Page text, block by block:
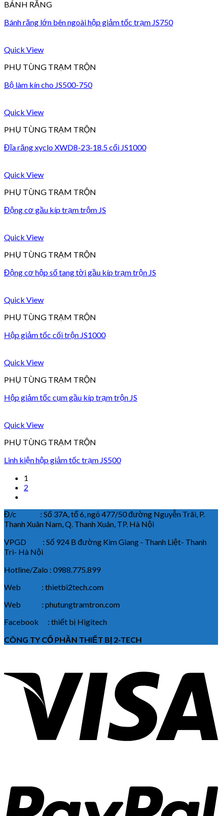
BÁNH RĂNG
Bánh răng lớn bên ngoài hộp giảm tốc trạm JS750
Quick View
PHỤ TÙNG TRẠM TRỘN
Bộ làm kín cho JS500-750
Quick View
PHỤ TÙNG TRẠM TRỘN
Đĩa răng xyclo XWD8-23-18.5 cối JS1000
Quick View
PHỤ TÙNG TRẠM TRỘN
Động cơ gầu kíp trạm trộm JS
Quick View
PHỤ TÙNG TRẠM TRỘN
Động cơ hộp số tang tời gầu kíp trạm trộn JS
Quick View
PHỤ TÙNG TRẠM TRỘN
Hộp giảm tốc cối trộn JS1000
Quick View
PHỤ TÙNG TRẠM TRỘN
Hộp giảm tốc cụm gầu kíp trạm trộn JS
Quick View
PHỤ TÙNG TRẠM TRỘN
Linh kiện hộp giảm tốc trạm JS500
1
2
Đ/c : Số 37A, tổ 6, ngõ 477/50 đường Nguyễn Trãi, P.
Thanh Xuân Nam, Q. Thanh Xuân, TP. Hà Nội
VPGD : Số 924 B đường Kim Giang - Thanh Liệt- Thanh
Trì- Hà Nội
Hotline/Zalo : 0988.775.899
Web : thietbi2tech.com
Web : phutungtramtron.com
Facebook : thiết bị Higitech
CÔNG TY CỔ PHẦN THIẾT BỊ 2-TECH